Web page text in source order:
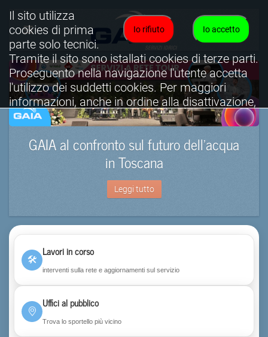
GAIA al confronto sul futuro dell’acqua
in Toscana
Leggi tutto
🛠
Lavori in corso
interventi sulla rete e aggiornamenti sul servizio
Uffici al pubblico
Trova lo sportello più vicino
Io accetto
Io rifiuto
Il sito utilizza
cookies di prima
parte solo tecnici.
Tramite il sito sono istallati cookies di terze parti.
Proseguento nella navigazione l'utente accetta
l'utilizzo dei suddetti cookies. Per maggiori
informazioni, anche in ordine alla disattivazione,
è possibile consultare l'informativa cookies
completa.
Visualizza informativa completa.